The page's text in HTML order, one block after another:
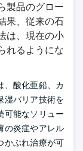
製品のグロー
果、従来の石
は、現在の小
れるようにな
、酸化亜鉛、カ
湿バリア技術を
可能なソリュー
の炎症やアレル
かぶれ治療が可